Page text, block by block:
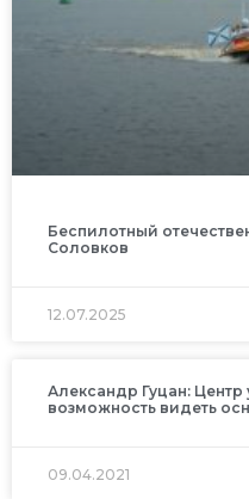
Беспилотный
Соловков
12.07.2025
Александр Гуцан:
возможность видеть
09.04.2021